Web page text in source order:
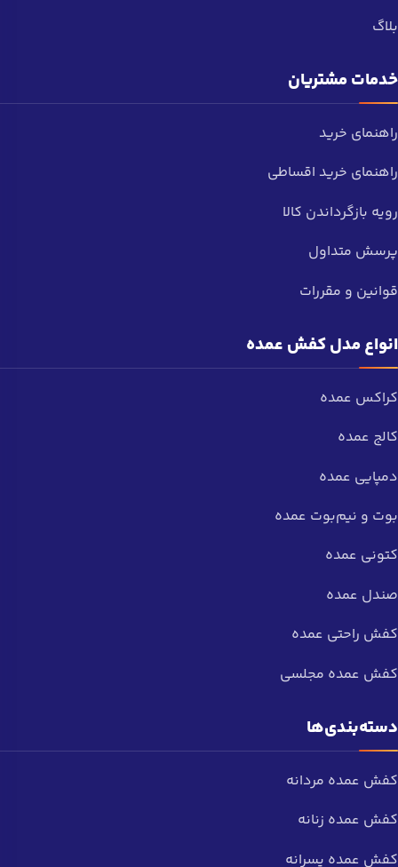
بلاگ
خدمات مشتریان
راهنمای خرید
راهنمای خرید اقساطی
رویه بازگرداندن کالا
پرسش متداول
قوانین و مقررات
انواع مدل کفش عمده
کراکس عمده
کالج عمده
دمپایی عمده
بوت و نیم‌بوت عمده
کتونی عمده
صندل عمده
کفش راحتی عمده
کفش عمده مجلسی
دسته‌بندی‌ها
کفش عمده مردانه
کفش عمده زنانه
کفش عمده پسرانه